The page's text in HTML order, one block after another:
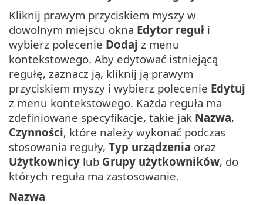
Kliknij prawym przyciskiem myszy w
dowolnym miejscu okna Edytor reguł i
wybierz polecenie Dodaj z menu
kontekstowego. Aby edytować istniejącą
regułę, zaznacz ją, kliknij ją prawym
przyciskiem myszy i wybierz polecenie Edytuj
z menu kontekstowego. Każda reguła ma
zdefiniowane specyfikacje, takie jak Nazwa,
Czynności, które należy wykonać podczas
stosowania reguły, Typ urządzenia oraz
Użytkownicy lub Grupy użytkowników, do
których reguła ma zastosowanie.
Nazwa